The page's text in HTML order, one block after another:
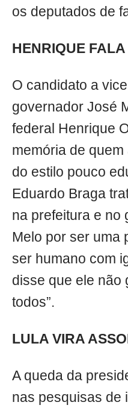
os deputados de
HENRIQUE
O candidato a
governador José
federal Henrique
memória de quem
do estilo pouco
Eduardo Braga
na prefeitura e no
Melo por ser uma
ser humano com
disse que ele não
todos”.
LULA VIRA
A queda da
nas pesquisas de